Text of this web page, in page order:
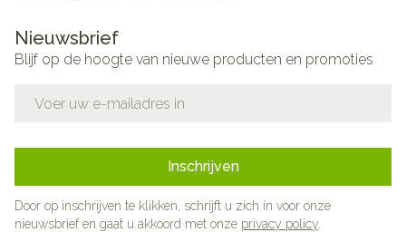
Nieuwsbrief
Blijf op de hoogte van nieuwe producten en promoties
Inschrijven
Door op inschrijven te klikken, schrijft u zich in voor onze
nieuwsbrief en gaat u akkoord met onze privacy policy